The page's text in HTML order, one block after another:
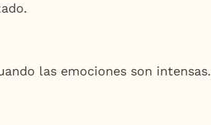
las emociones son intensas.